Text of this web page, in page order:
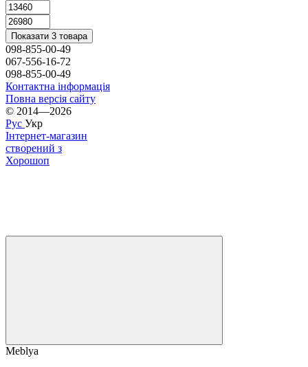
Показати 3 товара
098-855-00-49
067-556-16-72
098-855-00-49
Контактна інформація
Повна версія сайту
© 2014—2026
Рус Укр
Інтернет-магазин
створений з
Хорошоп
Meblya